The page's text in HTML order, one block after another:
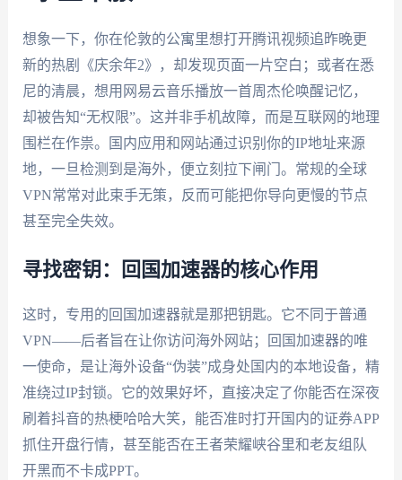
想象一下，你在伦敦的公寓里想打开腾讯视频追昨晚更
新的热剧《庆余年2》，却发现页面一片空白；或者在悉
尼的清晨，想用网易云音乐播放一首周杰伦唤醒记忆，
却被告知“无权限”。这并非手机故障，而是互联网的地理
围栏在作祟。国内应用和网站通过识别你的IP地址来源
地，一旦检测到是海外，便立刻拉下闸门。常规的全球
VPN常常对此束手无策，反而可能把你导向更慢的节点
甚至完全失效。
寻找密钥：回国加速器的核心作用
这时，专用的回国加速器就是那把钥匙。它不同于普通
VPN——后者旨在让你访问海外网站；回国加速器的唯
一使命，是让海外设备“伪装”成身处国内的本地设备，精
准绕过IP封锁。它的效果好坏，直接决定了你能否在深夜
刷着抖音的热梗哈哈大笑，能否准时打开国内的证券APP
抓住开盘行情，甚至能否在王者荣耀峡谷里和老友组队
开黑而不卡成PPT。